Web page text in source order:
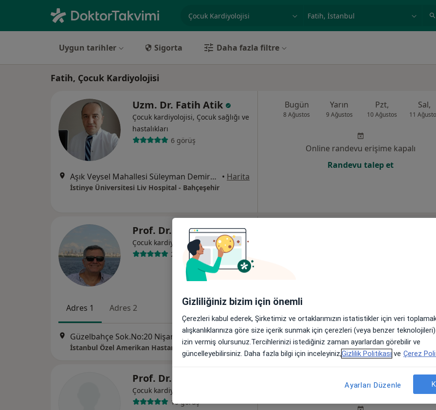
örnek: İstanbul
Uygun tarihler Sigorta Daha fazla filtre
Fatih, Çocuk Kardiyolojisi
Uzm. Dr. Fatih Atik
Çocuk kardiyolojisi, Çocuk sağlığı ve
hastalıkları
6 görüş
Aşık Veysel Mahallesi Süleyman Demirel Caddesi No:1, Esenyurt • Harita
İstinye Üniversitesi Liv Hospital - Bahçeşehir
Bugün
8 Ağustos
Yarın
9 Ağustos
Pzt,
10 Ağustos
Sal,
11
Online randevu erişime kapalı
Randevu talep et
Prof. Dr. Alpay Çeliker
Çocuk kardiyolojisi
28 görüş
Adres 1 Adres 2
• Harita
İstanbul Özel Amerikan Hastanesi
Prof. Dr. Aygün Dindar
Çocuk kardiyolojisi
10 görüş
9 Ağustos 10 Ağustos
Sal,
11
Gizliliğiniz bizim için önemli
Çerezleri kabul ederek, Şirketimiz ve ortaklarımızın istatistikler için veri
alışkanlıklarınıza göre size içerik sunmak için çerezleri (veya benzer
izin vermiş olursunuz.Tercihlerinizi istediğiniz zaman ayarlardan görebilir ve
güncelleyebilirsiniz. Daha fazla bilgi için inceleyiniz,Gizlilik Politikası ve Çerez
Ayarları Düzenle